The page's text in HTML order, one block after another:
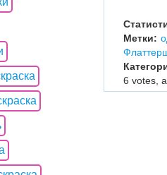
Метки:
6 votes,